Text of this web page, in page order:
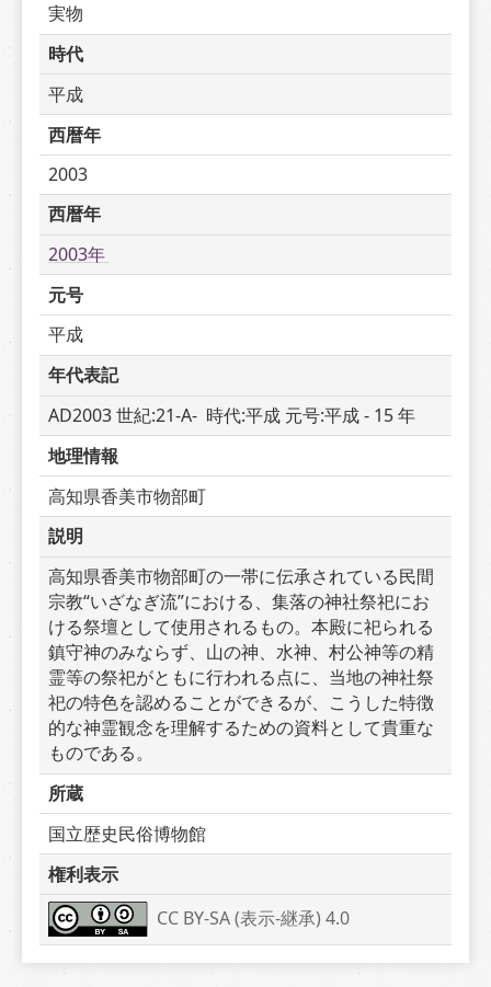
実物
時代
平成
西暦年
2003
西暦年
2003年
元号
平成
年代表記
AD2003 世紀:21-A-  時代:平成 元号:平成 - 15 年
地理情報
高知県香美市物部町
説明
高知県香美市物部町の一帯に伝承されている民間
宗教“いざなぎ流”における、集落の神社祭祀にお
ける祭壇として使用されるもの。本殿に祀られる
鎮守神のみならず、山の神、水神、村公神等の精
霊等の祭祀がともに行われる点に、当地の神社祭
祀の特色を認めることができるが、こうした特徴
的な神霊観念を理解するための資料として貴重な
ものである。
所蔵
国立歴史民俗博物館
権利表示
CC BY-SA (表示-継承) 4.0